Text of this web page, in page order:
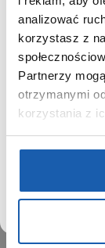
analizować
korzystasz z
Partnerzy
otrzymanymi
korzystania z
Historia
Misja, wizja i
Ważne daty
Kariera
Zgoda na
Kalkulatory
SIECI
Używamy
statystycznych
ruch w tej